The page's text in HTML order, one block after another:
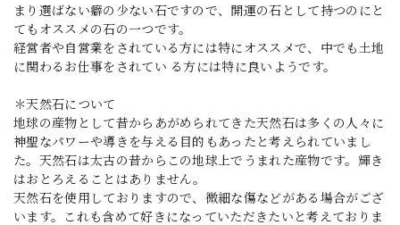
まり選ばない癖の少ない石ですので、開運の石として持つのにと
てもオススメの石の一つです。
経営者や自営業をされている方には特にオススメで、中でも土地
に関わるお仕事をされてい る方には特に良いようです。
＊天然石について
地球の産物として昔からあがめられてきた天然石は多くの人々に
神聖なパワーや導きを与える目的もあったと考えられていまし
た。天然石は太古の昔からこの地球上でうまれた産物です。輝き
はおとろえることはありません。
天然石を使用しておりますので、微細な傷などがある場合がござ
います。これも含めて好きになっていただきたいと考えておりま